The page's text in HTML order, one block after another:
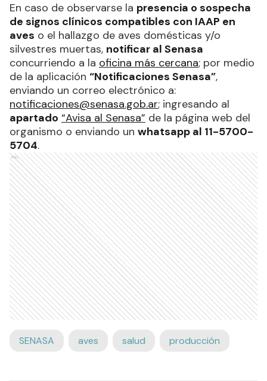
En caso de observarse la presencia o sospecha
de signos clínicos compatibles con IAAP en
aves o el hallazgo de aves domésticas y/o
silvestres muertas, notificar al Senasa
concurriendo a la oficina más cercana; por medio
de la aplicación “Notificaciones Senasa”,
enviando un correo electrónico a:
notificaciones@senasa.gob.ar; ingresando al
apartado “Avisa al Senasa” de la página web del
organismo o enviando un whatsapp al 11-5700-
5704.
Ads
SENASA aves salud producción